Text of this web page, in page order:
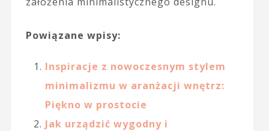
Powiązane wpisy:
Inspiracje z nowoczesnym stylem
minimalizmu w aranżacji wnętrz:
Piękno w prostocie
Jak urządzić wygodny i